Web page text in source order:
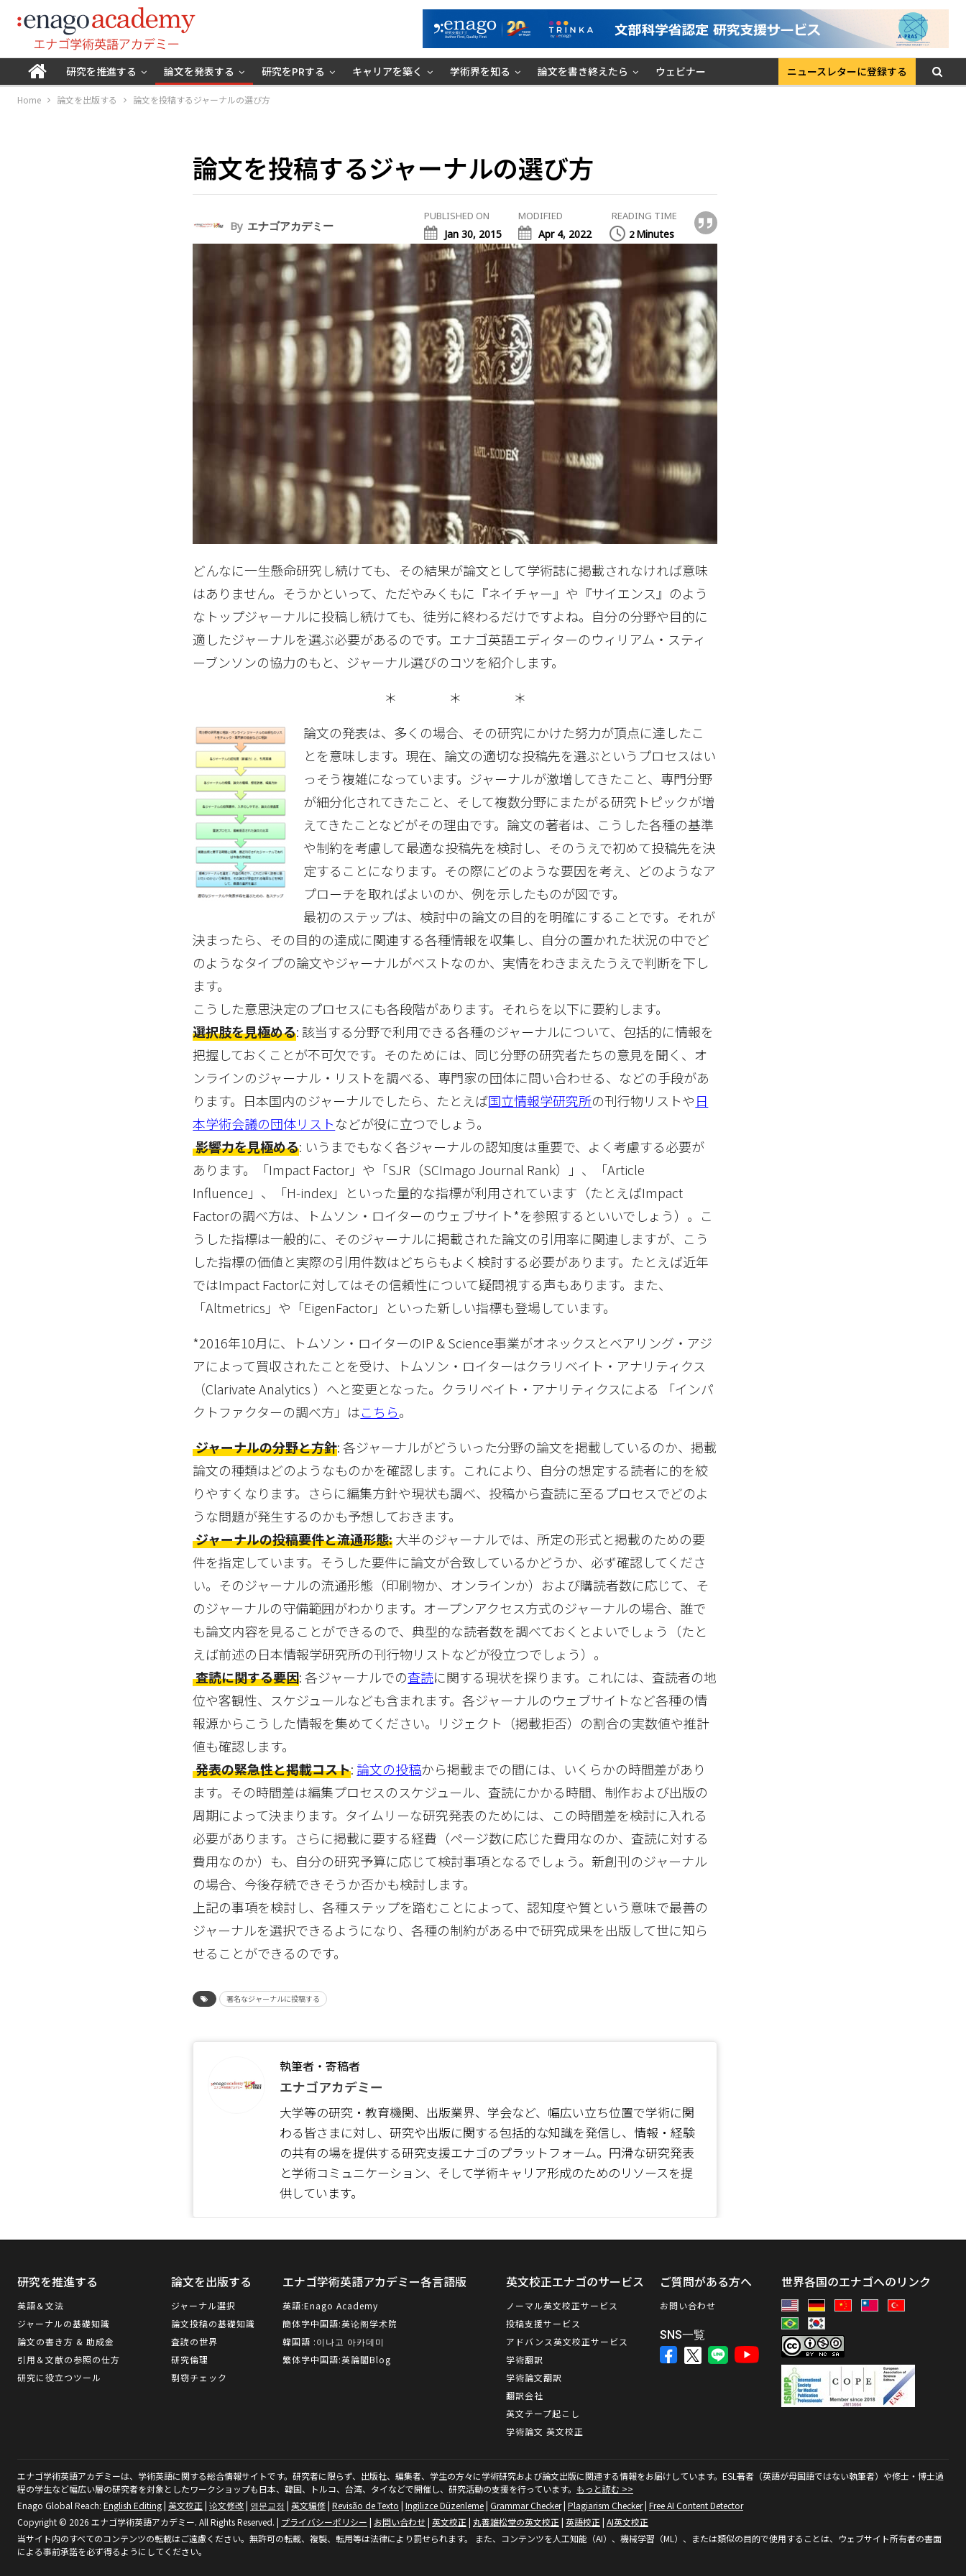
研究を推進する 論文を発表する 研究をPRする キャリアを築く 学術界を知る 論文を書き終えたら ウェビナー ニュースレターに登録する
Home 論文を出版する 論文を投稿するジャーナルの選び方
論文を投稿するジャーナルの選び方
READING TIME
2 Minutes
By エナゴアカデミー
MODIFIED
Apr 4, 2022
PUBLISHED ON
Jan 30, 2015
どんなに一生懸命研究し続けても、その結果が論文として学術誌に掲載されなければ意味
はありません。そうかといって、ただやみくもに『ネイチャー』や『サイエンス』のよう
なトップジャーナルに投稿し続けても、徒労に終わるだけですよね。自分の分野や目的に
適したジャーナルを選ぶ必要があるのです。エナゴ英語エディターのウィリアム・スティ
ーブンソンの協力のもと、ジャーナル選びのコツを紹介します。
＊ ＊ ＊
論文の発表は、多くの場合、その研究にかけた努力が頂点に達したこ
とを意味します。現在、論文の適切な投稿先を選ぶというプロセスはい
っそう複雑になっています。ジャーナルが激増してきたこと、専門分野
が細分化されてきたこと、そして複数分野にまたがる研究トピックが増
えてきたことなどがその理由です。論文の著者は、こうした各種の基準
や制約を考慮して最適な投稿先を検討し、そのうえで初めて投稿先を決
定することになります。その際にどのような要因を考え、どのようなア
プローチを取ればよいのか、例を示したものが図です。
最初のステップは、検討中の論文の目的を明確にすることです。それが
決まったら、その目的の達成に関連する各種情報を収集し、自分の置かれた状況の中でど
のようなタイプの論文やジャーナルがベストなのか、実情をわきまえたうえで判断を下し
ます。
こうした意思決定のプロセスにも各段階があります。それらを以下に要約します。
選択肢を見極める: 該当する分野で利用できる各種のジャーナルについて、包括的に情報を
把握しておくことが不可欠です。そのためには、同じ分野の研究者たちの意見を聞く、オ
ンラインのジャーナル・リストを調べる、専門家の団体に問い合わせる、などの手段があ
ります。日本国内のジャーナルでしたら、たとえば国立情報学研究所の刊行物リストや日
本学術会議の団体リストなどが役に立つでしょう。
影響力を見極める: いうまでもなく各ジャーナルの認知度は重要で、よく考慮する必要が
あります。「Impact Factor」や「SJR（SCImago Journal Rank）」、「Article
Influence」、「H-index」といった量的な指標が利用されています（たとえばImpact
Factorの調べ方は、トムソン・ロイターのウェブサイト*を参照するといいでしょう）。こ
うした指標は一般的に、そのジャーナルに掲載された論文の引用率に関連しますが、こう
した指標の価値と実際の引用件数はどちらもよく検討する必要があります。たとえば近年
ではImpact Factorに対してはその信頼性について疑問視する声もあります。また、
「Altmetrics」や「EigenFactor」といった新しい指標も登場しています。
*2016年10月に、トムソン・ロイターのIP & Science事業がオネックスとベアリング・アジ
アによって買収されたことを受け、トムソン・ロイターはクラリベイト・アナリティクス
（Clarivate Analytics ）へと変更となった。クラリベイト・アナリティクスによる 「インパ
クトファクターの調べ方」はこちら。
ジャーナルの分野と方針: 各ジャーナルがどういった分野の論文を掲載しているのか、掲載
論文の種類はどのようなものかを確認します。これにより、自分の想定する読者に的を絞
りやすくなります。さらに編集方針や現状も調べ、投稿から査読に至るプロセスでどのよ
うな問題が発生するのかも予想しておきます。
ジャーナルの投稿要件と流通形態:大半のジャーナルでは、所定の形式と掲載のための要
件を指定しています。そうした要件に論文が合致しているかどうか、必ず確認してくださ
い。そのジャーナルの流通形態（印刷物か、オンラインか）および購読者数に応じて、そ
のジャーナルの守備範囲がわかります。オープンアクセス方式のジャーナルの場合、誰で
も論文内容を見ることができるので、典型的な読者数を調べておくとよいでしょう（たと
えば前述の日本情報学研究所の刊行物リストなどが役立つでしょう）。
査読に関する要因: 各ジャーナルでの査読に関する現状を探ります。これには、査読者の地
位や客観性、スケジュールなども含まれます。各ジャーナルのウェブサイトなど各種の情
報源からこうした情報を集めてください。リジェクト（掲載拒否）の割合の実数値や推計
値も確認します。
発表の緊急性と掲載コスト: 論文の投稿から掲載までの間には、いくらかの時間差があり
ます。その時間差は編集プロセスのスケジュール、査読にかかる時間、制作および出版の
周期によって決まります。タイムリーな研究発表のためには、この時間差を検討に入れる
必要があります。さらに掲載に要する経費（ページ数に応じた費用なのか、査読に対する
費用なのか）も、自分の研究予算に応じて検討事項となるでしょう。新創刊のジャーナル
の場合、今後存続できそうか否かも検討します。
上記の事項を検討し、各種ステップを踏むことによって、認知度や質という意味で最善の
ジャーナルを選択できるようになり、各種の制約がある中で研究成果を出版して世に知ら
せることができるのです。
著名なジャーナルに投稿する
執筆者・寄稿者
エナゴアカデミー
大学等の研究・教育機関、出版業界、学会など、幅広い立ち位置で学術に関
わる皆さまに対し、研究や出版に関する包括的な知識を発信し、情報・経験
の共有の場を提供する研究支援エナゴのプラットフォーム。円滑な研究発表
と学術コミュニケーション、そして学術キャリア形成のためのリソースを提
供しています。
研究を推進する
英語＆文法
ジャーナルの基礎知識
論文の書き方 & 助成金
引用＆文献の参照の仕方
研究に役立つツール
論文を出版する
ジャーナル選択
論文投稿の基礎知識
査読の世界
研究倫理
剽窃チェック
エナゴ学術英語アカデミー各言語版
英語:Enago Academy
簡体字中国語:英论阁学术院
韓国語 :이나고 아카데미
繁体字中国語:英論閣Blog
英文校正エナゴのサービス
ノーマル英文校正サービス
投稿支援サービス
アドバンス英文校正サービス
学術翻訳
学術論文翻訳
翻訳会社
英文テープ起こし
学術論文 英文校正
ご質問がある方へ
お問い合わせ
SNS一覧
世界各国のエナゴへのリンク
エナゴ学術英語アカデミーは、学術英語に関する総合情報サイトです。研究者に限らず、出版社、編集者、学生の方々に学術研究および論文出版に関連する情報をお届けしています。ESL著者（英語が母国語ではない執筆者）や修士・博士過
程の学生など幅広い層の研究者を対象としたワークショップも日本、韓国、トルコ、台湾、タイなどで開催し、研究活動の支援を行っています。 もっと読む >>
Enago Global Reach: English Editing| 英文校正 | 论文修改| 영문교정 | 英文編修| Revisão de Texto | Ingilizce Düzenleme| Grammar Checker| Plagiarism Checker| Free AI Content Detector
Copyright © 2026 エナゴ学術英語アカデミー. All Rights Reserved. | プライバシーポリシー | お問い合わせ| 英文校正 | 丸善雄松堂の英文校正 | 英語校正 | AI英文校正
当サイト内のすべてのコンテンツの転載はご遠慮ください。無許可の転載、複製、転用等は法律により罰せられます。 また、コンテンツを人工知能（AI）、機械学習（ML）、または類似の目的で使用することは、ウェブサイト所有者の書面
による事前承諾を必ず得るようにしてください。